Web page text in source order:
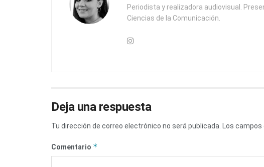
Periodista y realizadora audiovisual.
Ciencias de la Comunicación.
Deja una respuesta
Tu dirección de correo electrónico no será publicada. Los
Comentario *